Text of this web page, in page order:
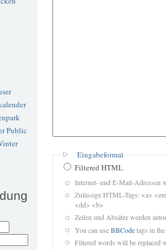
Public
Eingabeformat
Filtered HTML
Internet- und E-Mail-Adressen
Zulässige HTML-Tags: <a>
<dd> <b>
Zeilen und Absätze werden
You can useBBCodetags in
Filtered words will be replaced